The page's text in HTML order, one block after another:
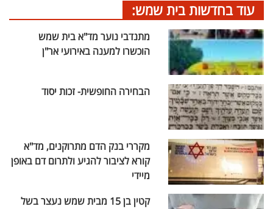
עוד בחדשות בית שמש:
מתנדבי נוער מד"א בית שמש
הוכשרו למענה באירועי אר"ן
הבחירה החופשית- זכות יסוד
מקררי בנק הדם מתרוקנים, מד"א
קורא לציבור להגיע ולתרום דם באופן
מיידי
קטין בן 15 מבית שמש נעצר בשל